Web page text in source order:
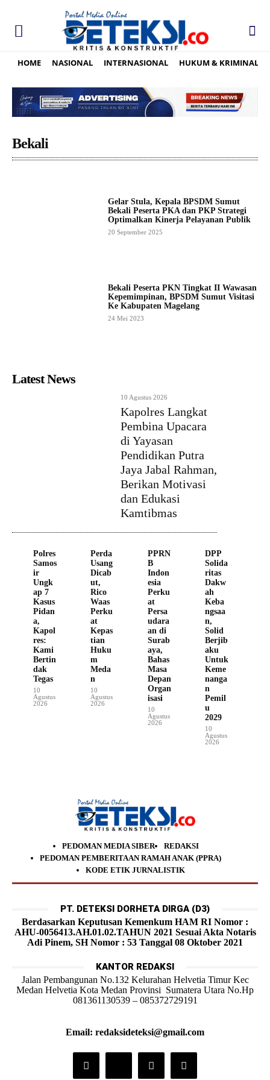
HOME NASIONAL INTERNASIONAL HUKUM & KRIMINAL
Bekali
Gelar Stula, Kepala BPSDM Sumut
Bekali Peserta PKA dan PKP Strategi
Optimalkan Kinerja Pelayanan Publik
20 September 2025
Bekali Peserta PKN Tingkat II Wawasan
Kepemimpinan, BPSDM Sumut Visitasi
Ke Kabupaten Magelang
24 Mei 2023
Latest News
10 Agustus 2026
Kapolres Langkat
Pembina Upacara
di Yayasan
Pendidikan Putra
Jaya Jabal Rahman,
Berikan Motivasi
dan Edukasi
Kamtibmas
Polres
Samos
ir
Ungk
ap 7
Kasus
Pidan
a,
Kapol
res:
Kami
Bertin
dak
Tegas
10
Agustus
2026
Perda
Usang
Dicab
ut,
Rico
Waas
Perku
at
Kepas
tian
Huku
m
Meda
n
10
Agustus
2026
PPRN
B
Indon
esia
Perku
at
Persa
udara
an di
Surab
aya,
Bahas
Masa
Depan
Organ
isasi
10
Agustus
2026
DPP
Solida
ritas
Dakw
ah
Keba
ngsaa
n,
Solid
Berjib
aku
Untuk
Keme
nanga
n
Pemil
u
2029
10
Agustus
2026
PEDOMAN MEDIA SIBER
REDAKSI
PEDOMAN PEMBERITAAN RAMAH ANAK (PPRA)
KODE ETIK JURNALISTIK
PT. DETEKSI DORHETA DIRGA (D3)
Berdasarkan Keputusan Kemenkum HAM RI Nomor :
AHU-0056413.AH.01.02.TAHUN 2021 Sesuai Akta Notaris
Adi Pinem, SH Nomor : 53 Tanggal 08 Oktober 2021
KANTOR REDAKSI
Jalan Pembangunan No.132 Kelurahan Helvetia Timur Kec
Medan Helvetia Kota Medan Provinsi Sumatera Utara No.Hp
081361130539 – 085372729191
Email: redaksideteksi@gmail.com